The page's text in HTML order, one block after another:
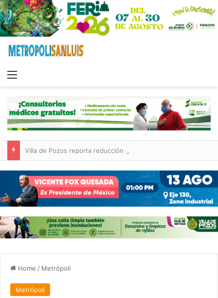
Home / Metrópoli
Metrópoli